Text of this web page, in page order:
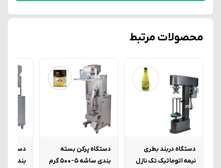
محصولات مرتبط
دستگاه دربند بطری
نیمه اتوماتیک تک نازل
دستگاه پرکن بسته
بندی ساشه 5-500 گرم
دستگاه